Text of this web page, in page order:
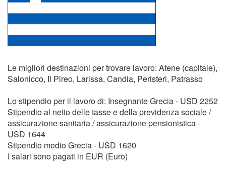
Le migliori destinazioni per trovare lavoro: Atene (capitale),
Salonicco, Il Pireo, Larissa, Candia, Peristeri, Patrasso
Lo stipendio per il lavoro di: Insegnante Grecia - USD 2252
Stipendio al netto delle tasse e della previdenza sociale /
assicurazione sanitaria / assicurazione pensionistica -
USD 1644
Stipendio medio Grecia - USD 1620
I salari sono pagati in EUR (Euro)